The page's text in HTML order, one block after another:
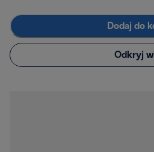
Dodaj do
Odkryj